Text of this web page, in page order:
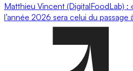
Matthieu Vincent (DigitalFoodLab) :
l’année 2026 sera celui du passage